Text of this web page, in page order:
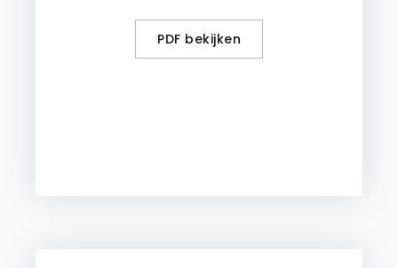
PDF bekijken